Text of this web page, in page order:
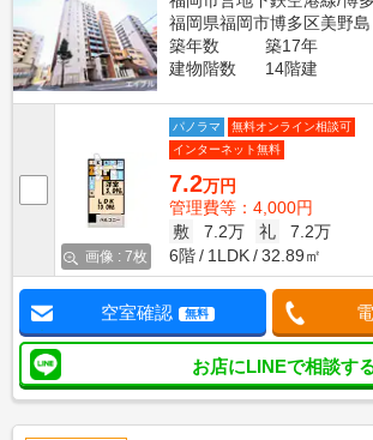
福岡県福岡市博多区美野島
築年数
築17年
建物階数
14階建
画像 : 7枚
パノラマ
無料オンライン相談可
インターネット無料
7.2万円
管理費等：4,000円
敷
7.2万 礼
7.2万
6階
1LDK 32.89㎡
空室確認 無料
お店にLINEで相談す